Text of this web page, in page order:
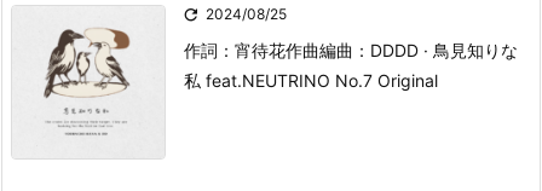
 2024/08/25
作詞：宵待花作曲編曲：DDDD · 鳥見知りな
私 feat.NEUTRINO No.7 Original